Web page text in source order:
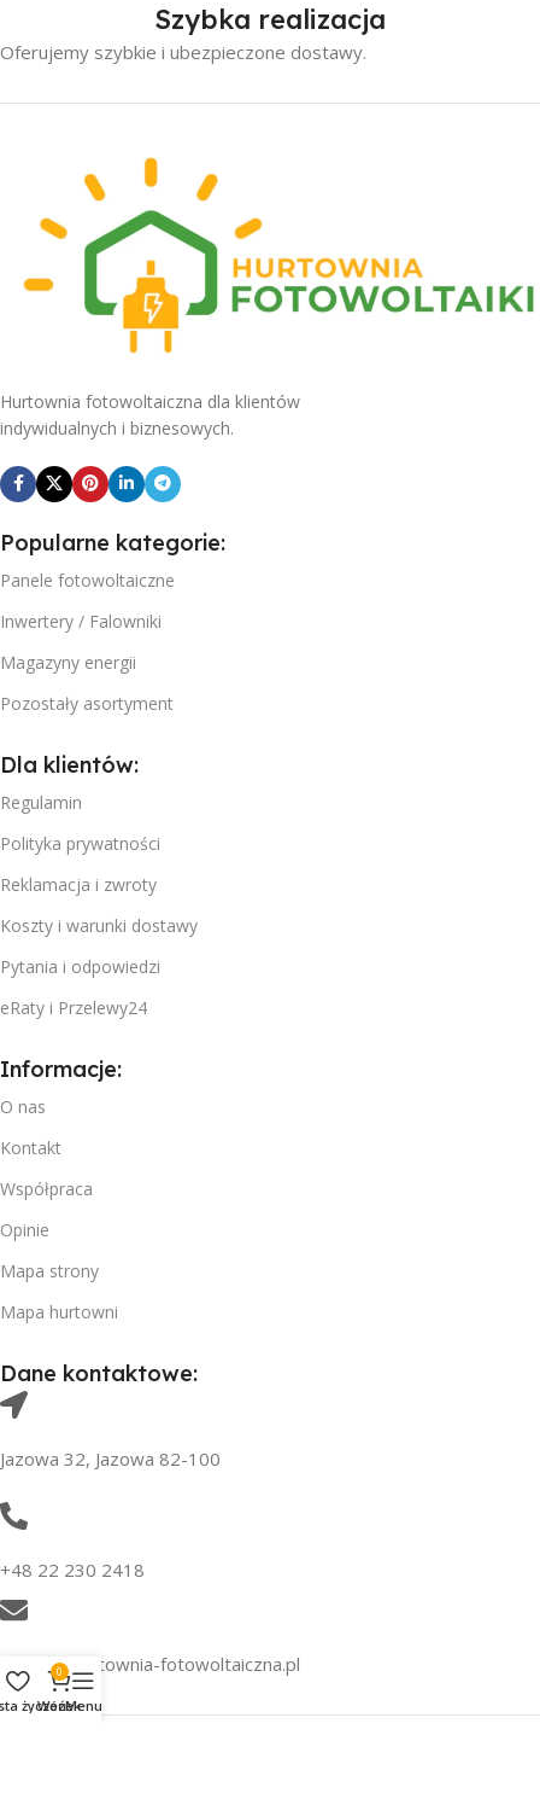
Szybka realizacja
Oferujemy szybkie i ubezpieczone dostawy.
Hurtownia fotowoltaiczna dla klientów
indywidualnych i biznesowych.
Popularne kategorie:
Panele fotowoltaiczne
Inwertery / Falowniki
Magazyny energii
Pozostały asortyment
Dla klientów:
Regulamin
Polityka prywatności
Reklamacja i zwroty
Koszty i warunki dostawy
Pytania i odpowiedzi
eRaty i Przelewy24
Informacje:
O nas
Kontakt
Współpraca
Opinie
Mapa strony
Mapa hurtowni
Dane kontaktowe:
Jazowa 32, Jazowa 82-100
+48 22 230 2418
kontakt@hutownia-fotowoltaiczna.pl
życzeń
0
WózekMenu